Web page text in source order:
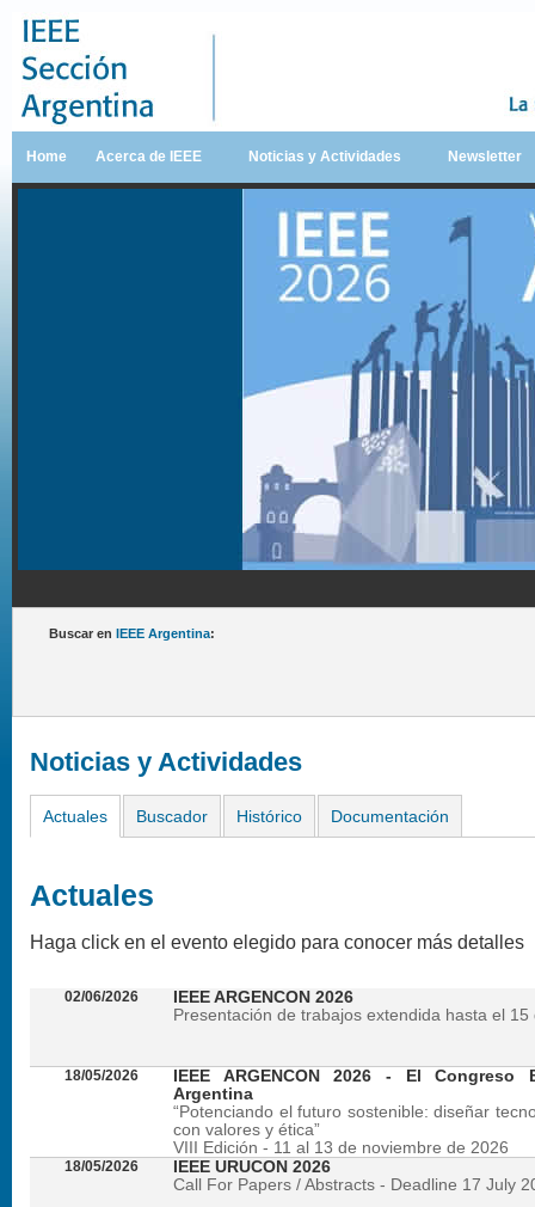
Home Acerca de IEEE Noticias y Actividades Newsletter
Buscar en IEEE Argentina:
Noticias y Actividades
Actuales Buscador Histórico Documentación
Actuales
Haga click en el evento elegido para conocer más detalles
02/06/2026
IEEE ARGENCON 2026
Presentación de trabajos extendida hasta el 15
18/05/2026
IEEE ARGENCON 2026 - El
Argentina
“Potenciando el futuro sostenible: diseñar
con valores y ética”
VIII Edición - 11 al 13 de noviembre de 2026
18/05/2026
IEEE URUCON 2026
Call For Papers / Abstracts - Deadline 17 July